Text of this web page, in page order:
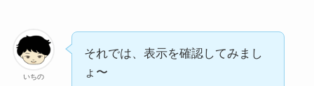
いちの
それでは、表示を確認してみまし
ょ〜